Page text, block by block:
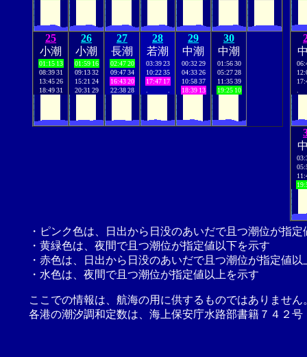
25
小潮
01:15 13
08:39 31
13:45 26
18:49 31
26
小潮
01:59 16
09:13 32
15:21 24
20:31 29
27
長潮
02:47 20
09:47 34
16:43 20
22:38 28
28
若潮
03:39 23
10:22 35
17:47 17
29
中潮
00:32 29
04:33 26
10:58 37
18:39 13
30
中潮
01:56 30
05:27 28
11:35 39
19:25 10
・ピンク色は、日出から日没のあいだで且つ潮位が指
・黄緑色は、夜間で且つ潮位が指定値以下を示す
・赤色は、日出から日没のあいだで且つ潮位が指定値以
・水色は、夜間で且つ潮位が指定値以上を示す
ここでの情報は、航海の用に供するものではありませ
各港の潮汐調和定数は、海上保安庁水路部書籍７４２